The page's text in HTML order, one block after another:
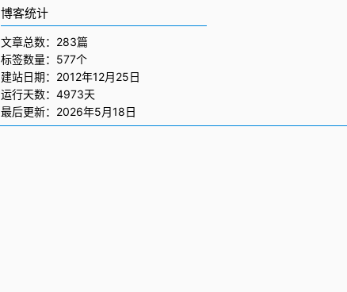
博客统计
文章总数：283篇
标签数量：577个
建站日期：2012年12月25日
运行天数：4973天
最后更新：2026年5月18日